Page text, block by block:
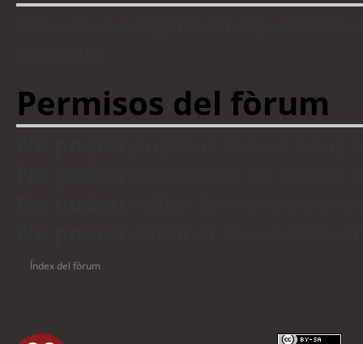
Permisos del fòrum
Índex del fòrum